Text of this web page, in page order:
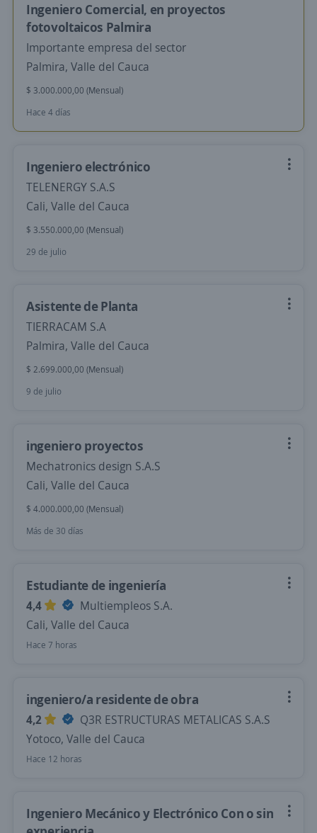
Ingeniero Comercial, en proyectos
fotovoltaicos Palmira
Importante empresa del sector
Palmira, Valle del Cauca
$ 3.000.000,00 (Mensual)
Hace 4 días
Ingeniero electrónico
TELENERGY S.A.S
Cali, Valle del Cauca
$ 3.550.000,00 (Mensual)
29 de julio
Asistente de Planta
TIERRACAM S.A
Palmira, Valle del Cauca
$ 2.699.000,00 (Mensual)
9 de julio
ingeniero proyectos
Mechatronics design S.A.S
Cali, Valle del Cauca
$ 4.000.000,00 (Mensual)
Más de 30 días
Estudiante de ingeniería
4,4
Multiempleos S.A.
Cali, Valle del Cauca
Hace 7 horas
ingeniero/a residente de obra
4,2
Q3R ESTRUCTURAS METALICAS S.A.S
Yotoco, Valle del Cauca
Hace 12 horas
Ingeniero Mecánico y Electrónico Con o sin